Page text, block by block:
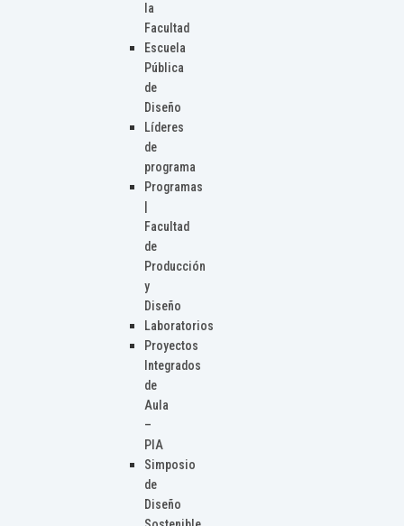
la
Facultad
Escuela
Pública
de
Diseño
Líderes
de
programa
Programas
Facultad
de
Producción
y
Diseño
Laboratorios
Proyectos
Integrados
de
Aula
–
PIA
Simposio
de
Diseño